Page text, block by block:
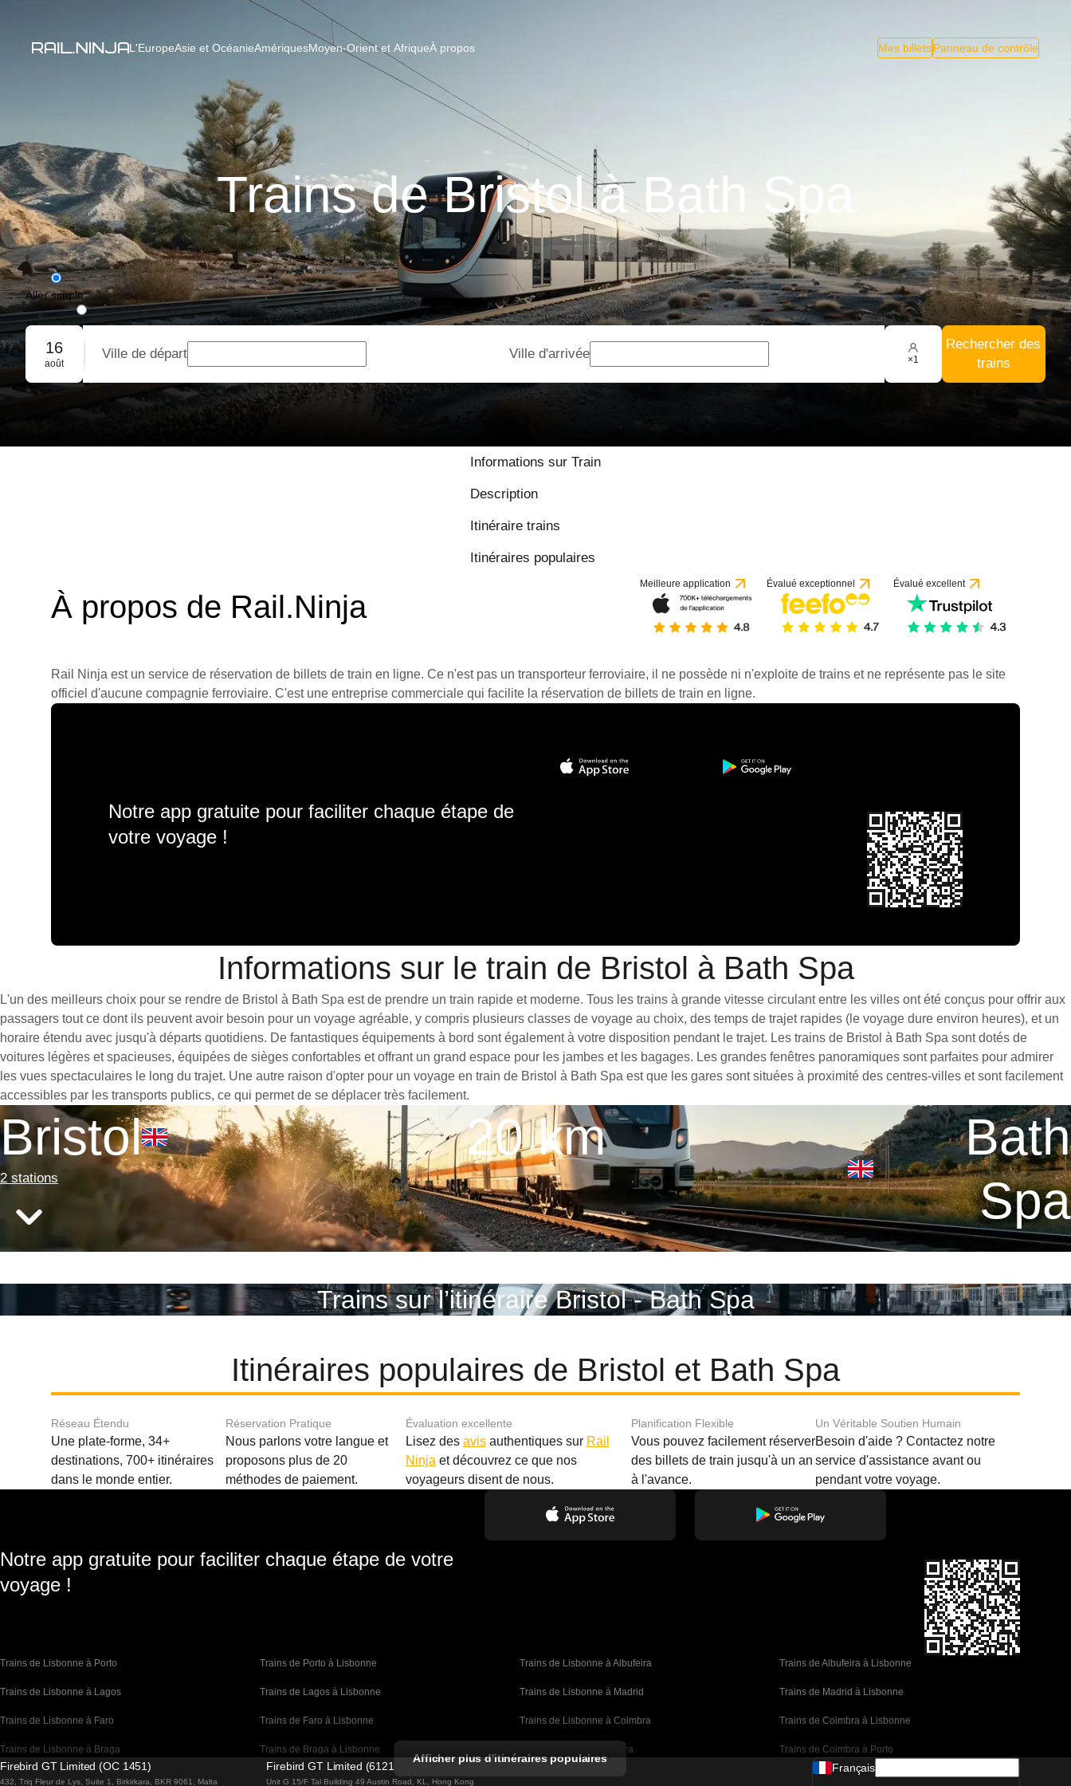
L'EuropeAsie et OcéanieAmériquesMoyen-Orient et AfriqueÀ propos Mes billetsPanneau de contrôle
Trains de Bristol à Bath Spa
Aller simple
Aller-retour
Réservation de groupe
16
août
Ville de départ Ville d'arrivée ×1
Rechercher des
trains
Informations sur Train
Description
Itinéraire trains
Itinéraires populaires
À propos de Rail.Ninja
Meilleure application Évalué exceptionnel Évalué excellent
Rail Ninja est un service de réservation de billets de train en ligne. Ce n'est pas un transporteur ferroviaire, il ne possède ni n'exploite de trains et ne représente pas le site
officiel d'aucune compagnie ferroviaire. C'est une entreprise commerciale qui facilite la réservation de billets de train en ligne.
Notre app gratuite pour faciliter chaque étape de
votre voyage !
Informations sur le train de Bristol à Bath Spa
L'un des meilleurs choix pour se rendre de Bristol à Bath Spa est de prendre un train rapide et moderne. Tous les trains à grande vitesse circulant entre les villes ont été conçus pour offrir aux
passagers tout ce dont ils peuvent avoir besoin pour un voyage agréable, y compris plusieurs classes de voyage au choix, des temps de trajet rapides (le voyage dure environ heures), et un
horaire étendu avec jusqu'à départs quotidiens. De fantastiques équipements à bord sont également à votre disposition pendant le trajet. Les trains de Bristol à Bath Spa sont dotés de
voitures légères et spacieuses, équipées de sièges confortables et offrant un grand espace pour les jambes et les bagages. Les grandes fenêtres panoramiques sont parfaites pour admirer
les vues spectaculaires le long du trajet. Une autre raison d'opter pour un voyage en train de Bristol à Bath Spa est que les gares sont situées à proximité des centres-villes et sont facilement
accessibles par les transports publics, ce qui permet de se déplacer très facilement.
Bristol
2 stations
20 km
Bath
Spa
Trains sur l’itinéraire Bristol - Bath Spa
Itinéraires populaires de Bristol et Bath Spa
Réseau Étendu
Une plate-forme, 34+
destinations, 700+ itinéraires
dans le monde entier.
Réservation Pratique
Nous parlons votre langue et
proposons plus de 20
méthodes de paiement.
Évaluation excellente
Lisez des avisauthentiques sur Rail
Ninja et découvrez ce que nos
voyageurs disent de nous.
Planification Flexible
Vous pouvez facilement réserver
des billets de train jusqu'à un an
à l'avance.
Un Véritable Soutien Humain
Besoin d'aide ? Contactez notre
service d'assistance avant ou
pendant votre voyage.
Notre app gratuite pour faciliter chaque étape de votre
voyage !
Trains de Lisbonne à Porto Trains de Porto à Lisbonne Trains de Lisbonne à Albufeira Trains de Albufeira à Lisbonne
Trains de Lisbonne à Lagos Trains de Lagos à Lisbonne Trains de Lisbonne à Madrid Trains de Madrid à Lisbonne
Trains de Lisbonne à Faro Trains de Faro à Lisbonne Trains de Lisbonne à Coimbra Trains de Coimbra à Lisbonne
Trains de Lisbonne à Braga Trains de Braga à Lisbonne Trains de Porto à Coimbra Trains de Coimbra à Porto
Trains de Barcelone à Madrid Trains de Madrid à Barcelone Trains de Valence à Barcelone
Afficher plus d'itinéraires populaires
Firebird GT Limited (OC 1451)
432, Triq Fleur de Lys, Suite 1, Birkirkara, BKR 9061, Malta
Firebird GT Limited (61211989)
Unit G 15/F Tal Building 49 Austin Road, KL, Hong Kong
Français